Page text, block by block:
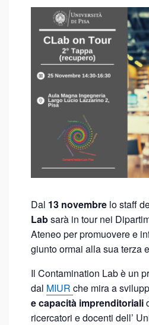
Dal 13 novembre lo staff
Labsarà in tour nei
Ateneo per promuovere e
giunto ormai alla sua terza
Il Contamination Lab è un
dal MIUR che mira a
e capacità imprenditoriali
ricercatori e docenti dell’